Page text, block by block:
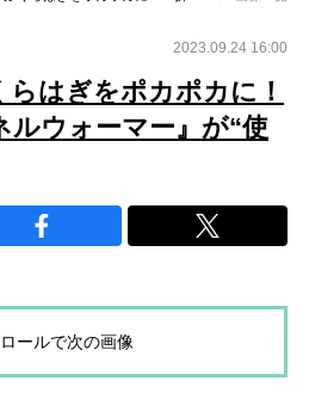
2023.09.24 16:00
はぎをポカポカに！
ルウォーマー』が“使
ールで次の画像